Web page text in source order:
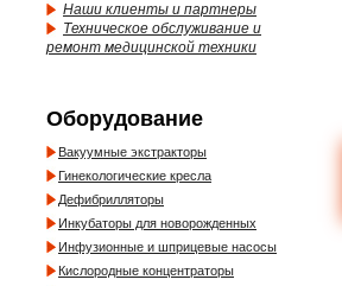
Наши клиенты и партнеры
Техническое обслуживание и
ремонт медицинской техники
Оборудование
Вакуумные экстракторы
Гинекологические кресла
Дефибрилляторы
Инкубаторы для новорожденных
Инфузионные и шприцевые насосы
Кислородные концентраторы